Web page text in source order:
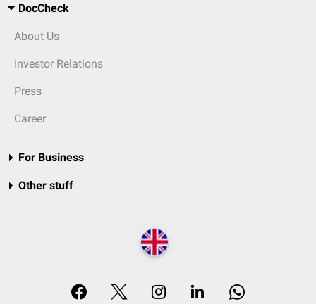
DocCheck
About Us
Investor Relations
Press
Career
For Business
Other stuff